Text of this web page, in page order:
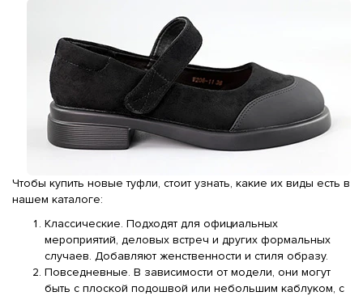
Чтобы купить новые туфли, стоит узнать, какие их виды есть в
нашем каталоге:
Классические. Подходят для официальных
мероприятий, деловых встреч и других формальных
случаев. Добавляют женственности и стиля образу.
Повседневные. В зависимости от модели, они могут
быть с плоской подошвой или небольшим каблуком, с